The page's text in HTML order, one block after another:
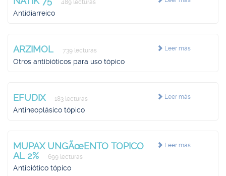
489 lecturas
Antidiarreico
Leer más
ARZIMOL 739 lecturas
Otros antibióticos para uso tópico
Leer más
EFUDIX 183 lecturas
Antineoplásico tópico
Leer más
MUPAX UNGÃœENTO TOPICO
AL 2%
699 lecturas
Antibiótico tópico